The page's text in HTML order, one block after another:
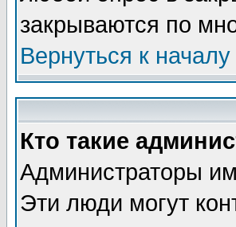
закрываются по
Вернуться к началу
Кто такие
Администраторы
Эти люди могут